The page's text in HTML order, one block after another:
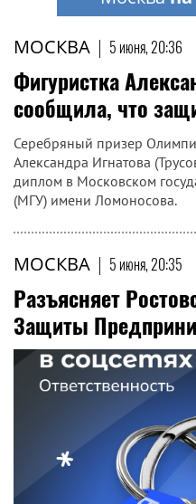
МОСКВА | 5 июня, 20:36
Фигуристка
сообщила, что
Серебряный призер
Александра Игнатова
диплом в Московском
(МГУ) имени Ломоносова.
МОСКВА | 5 июня, 20:35
Разъясняет
Защиты